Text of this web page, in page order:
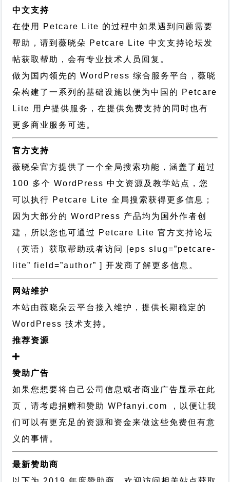
中文支持
在使用 Petcare Lite 的过程中如果遇到问题需要
帮助，请到薇晓朵 Petcare Lite 中文支持论坛发
帖获取帮助，会有专业技术人员回复。
做为国内领先的 WordPress 综合服务平台，薇晓
朵构建了一系列的基础设施以便为中国的 Petcare
Lite 用户提供服务，在提供免费支持的同时也有
更多商业服务可选。
官方支持
薇晓朵官方提供了一个全局搜索功能，涵盖了超过
100 多个 WordPress 中文资源及教学站点，您
可以执行 Petcare Lite 全局搜索获得更多信息；
因为大部分的 WordPress 产品均为国外作者创
建，所以您也可通过 Petcare Lite 官方支持论坛
（英语）获取帮助或者访问 [eps slug=”petcare-
lite” field=”author” ] 开发商了解更多信息。
网站维护
本站由薇晓朵云平台接入维护，提供长期稳定的
WordPress 技术支持 。
推荐资源
赞助广告
如果您想要将自己公司信息或者商业广告显示在此
页，请考虑捐赠和赞助 WPfanyi.com ，以便让我
们可以有更充足的资源和资金来做这些免费但有意
义的事情。
最新赞助商